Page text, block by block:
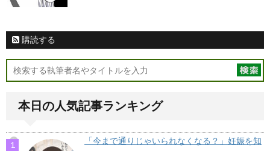
購読する
本日の人気記事ランキング
「今まで通りじゃいられなくなる？」妊娠を知